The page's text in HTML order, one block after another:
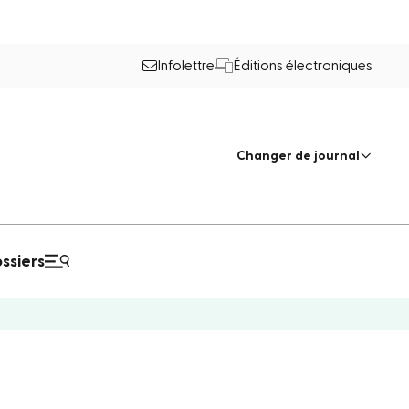
Infolettre Éditions électroniques
Changer de journal